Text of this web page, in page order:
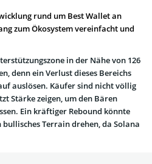
rund um Best Wallet an
zum Ökosystem vereinfacht und
in der Nähe von 126
denn ein Verlust dieses Bereichs
auslösen. Käufer sind nicht völlig
Stärke zeigen, um den Bären
Ein kräftiger Rebound könnte
Terrain drehen, da Solana